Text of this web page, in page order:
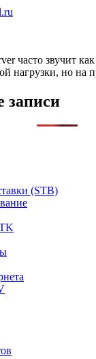
часто звучит
нагрузки, но на
записи
(STB)